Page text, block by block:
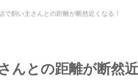
で飼い主さんとの距離が断然近くなる！
んとの距離が断然